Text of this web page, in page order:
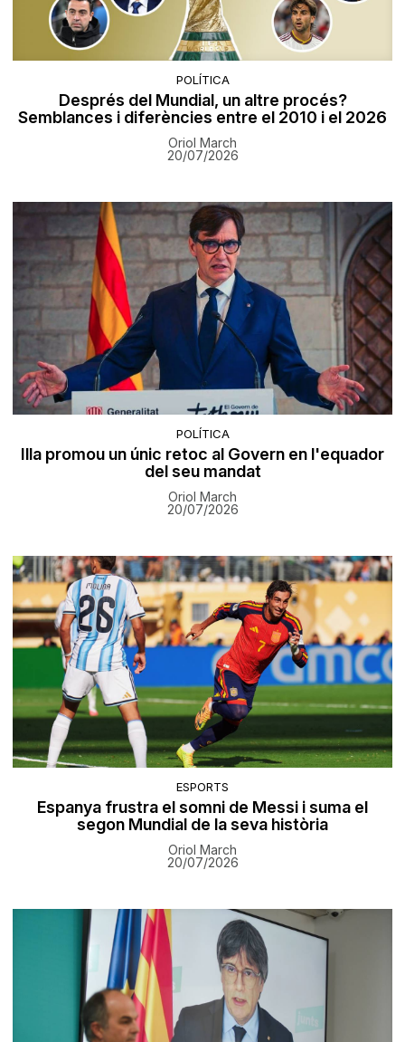
POLÍTICA
Després del Mundial, un altre procés?
Semblances i diferències entre el 2010 i el 2026
Oriol March
20/07/2026
POLÍTICA
Illa promou un únic retoc al Govern en l'equador
del seu mandat
Oriol March
20/07/2026
ESPORTS
Espanya frustra el somni de Messi i suma el
segon Mundial de la seva història
Oriol March
20/07/2026